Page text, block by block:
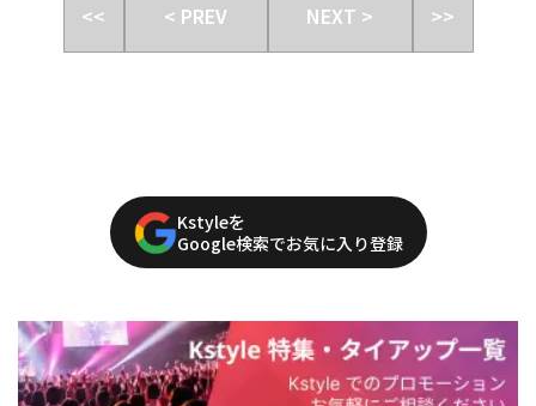
<< < PREV NEXT > >>
Kstyleを
Google検索でお気に入り登録